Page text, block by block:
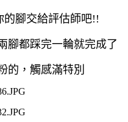
的腳交給評估師吧!!
腳都踩完一輪就完成了
的，觸感滿特別